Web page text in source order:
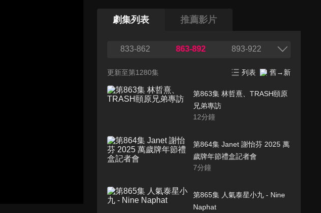
劇集列表 推薦影片
833-862 863-892 893-922
更新至第1280集 列表 舊→新
第863集 林哲熹、TRASH頤原
兄弟專訪
12分鐘
第864集 Janet 謝怡芬 2025 萬
歲牌年節禮盒記者會
7分鐘
第865集 人氣泰星小九 - Nine
Naphat